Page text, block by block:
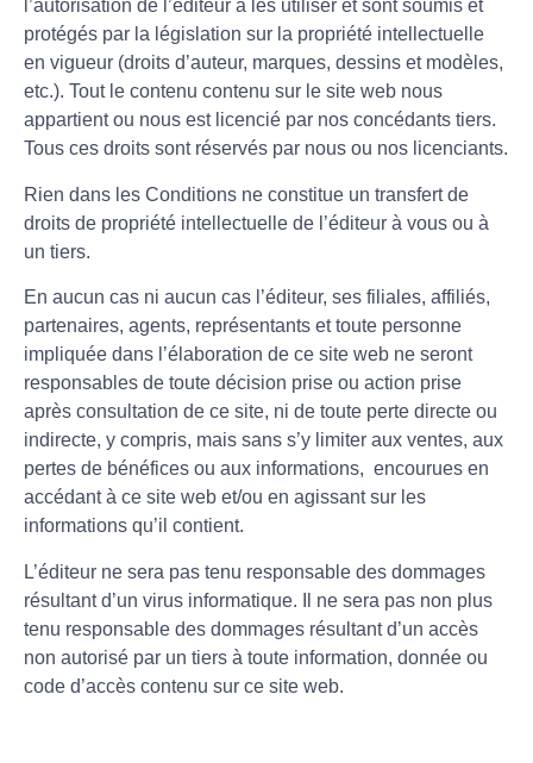
l’autorisation de l’éditeur à les utiliser et sont soumis et
protégés par la législation sur la propriété intellectuelle
en vigueur (droits d’auteur, marques, dessins et modèles,
etc.). Tout le contenu contenu sur le site web nous
appartient ou nous est licencié par nos concédants tiers.
Tous ces droits sont réservés par nous ou nos licenciants.
Rien dans les Conditions ne constitue un transfert de
droits de propriété intellectuelle de l’éditeur à vous ou à
un tiers.
En aucun cas ni aucun cas l’éditeur, ses filiales, affiliés,
partenaires, agents, représentants et toute personne
impliquée dans l’élaboration de ce site web ne seront
responsables de toute décision prise ou action prise
après consultation de ce site, ni de toute perte directe ou
indirecte, y compris, mais sans s’y limiter aux ventes, aux
pertes de bénéfices ou aux informations, encourues en
accédant à ce site web et/ou en agissant sur les
informations qu’il contient.
L’éditeur ne sera pas tenu responsable des dommages
résultant d’un virus informatique. Il ne sera pas non plus
tenu responsable des dommages résultant d’un accès
non autorisé par un tiers à toute information, donnée ou
code d’accès contenu sur ce site web.